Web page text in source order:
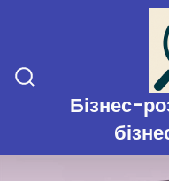
вмісту
Перемикач
пошукуБізнес-